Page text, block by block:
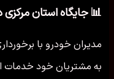
📊 جایگاه استان